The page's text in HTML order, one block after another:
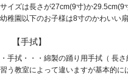
サイズは長さが27cm(9寸)か29.5cm(9
幼稚園以下のお子様は8寸のかわいい扇
【手拭】
・手拭・・・綿製の踊り用手拭（ 長さ
習う教室によって違いますが基本的に